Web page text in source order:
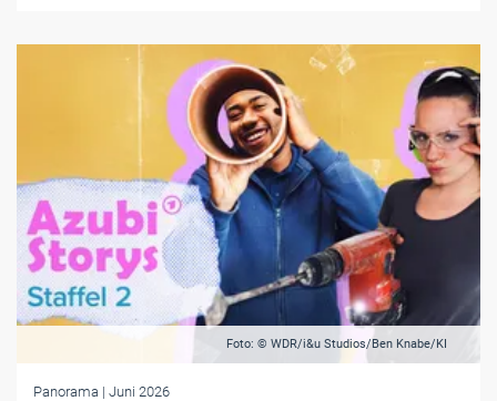
Foto: © WDR/i&u Studios/Ben Knabe/KI
Panorama | Juni 2026